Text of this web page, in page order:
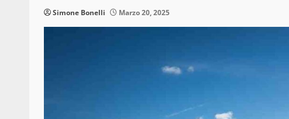
Simone Bonelli Marzo 20, 2025